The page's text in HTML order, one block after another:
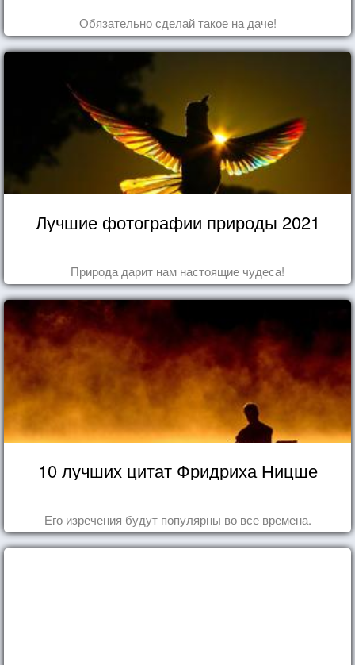
Обязательно сделай такое на даче!
Лучшие фотографии природы 2021
Природа дарит нам настоящие чудеса!
10 лучших цитат Фридриха Ницше
Его изречения будут популярны во все времена.